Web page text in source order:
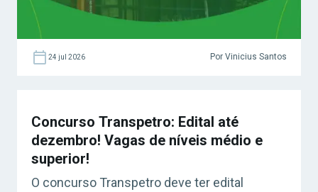
24 jul 2026 Por Vinicius Santos
Concurso Transpetro: Edital até
dezembro! Vagas de níveis médio e
superior!
O concurso Transpetro deve ter edital